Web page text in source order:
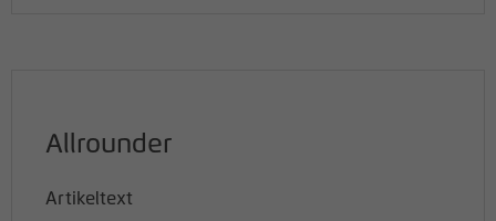
Allrounder
Artikeltext